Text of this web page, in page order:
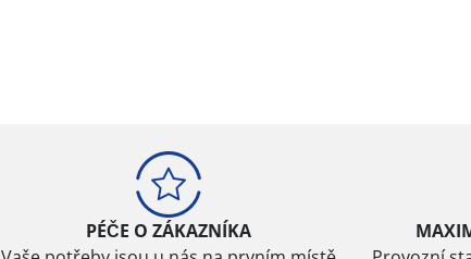
PÉČE O ZÁKAZNÍKA